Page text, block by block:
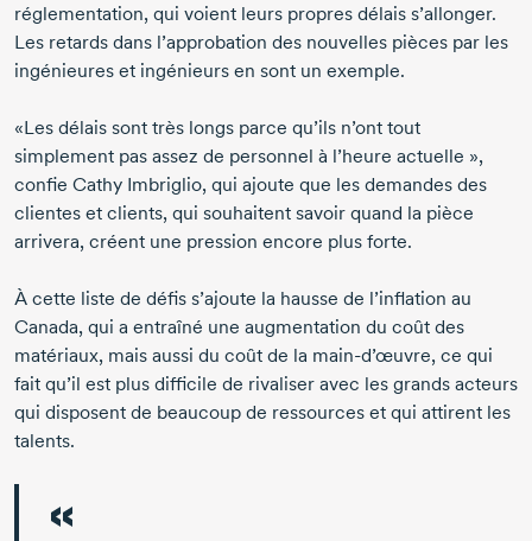
réglementation, qui voient leurs propres délais s’allonger.
Les retards dans l’approbation des nouvelles pièces par les
ingénieures et ingénieurs en sont un exemple.
«Les délais sont très longs parce qu’ils n’ont tout
simplement pas assez de personnel à l’heure actuelle »,
confie Cathy Imbriglio, qui ajoute que les demandes des
clientes et clients, qui souhaitent savoir quand la pièce
arrivera, créent une pression encore plus forte.
À cette liste de défis s’ajoute la hausse de l’inflation au
Canada, qui a entraîné une augmentation du coût des
matériaux, mais aussi du coût de la main-d’œuvre, ce qui
fait qu’il est plus difficile de rivaliser avec les grands acteurs
qui disposent de beaucoup de ressources et qui attirent les
talents.